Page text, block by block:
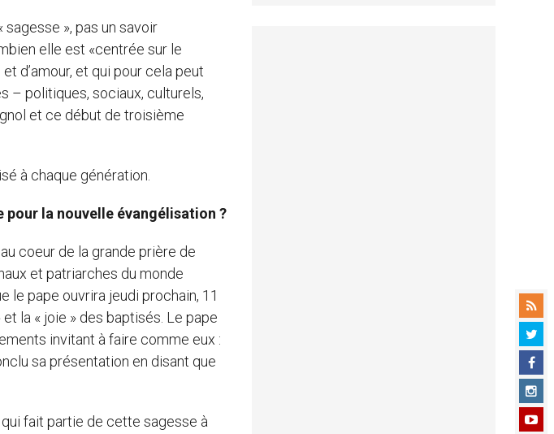
», pas un savoir
elle est «centrée sur le
d’amour, et qui pour cela peut
– politiques, sociaux, culturels,
et ce début de troisième
à chaque génération.
la nouvelle évangélisation ?
coeur de la grande prière de
et patriarches du monde
le pape ouvrira jeudi prochain, 11
la « joie » des baptisés. Le pape
invitant à faire comme eux :
sa présentation en disant que
fait partie de cette sagesse à